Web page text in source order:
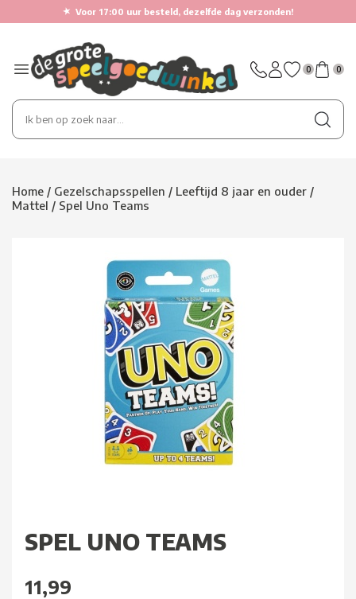
★ Voor 17:00 uur besteld, dezelfde dag verzonden!
0 0
Home / Gezelschapsspellen / Leeftijd 8 jaar en ouder /
Mattel / Spel Uno Teams
SPEL UNO TEAMS
11,99